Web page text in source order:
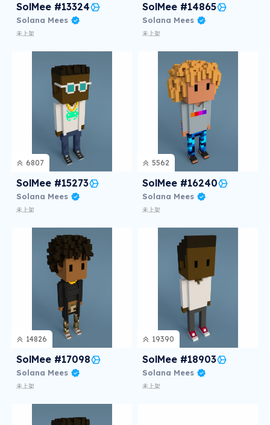
SolMee #13324
Solana Mees
未上架
SolMee #14865
Solana Mees
未上架
6807
SolMee #15273
Solana Mees
未上架
5562
SolMee #16240
Solana Mees
未上架
14826
SolMee #17098
Solana Mees
未上架
19390
SolMee #18903
Solana Mees
未上架